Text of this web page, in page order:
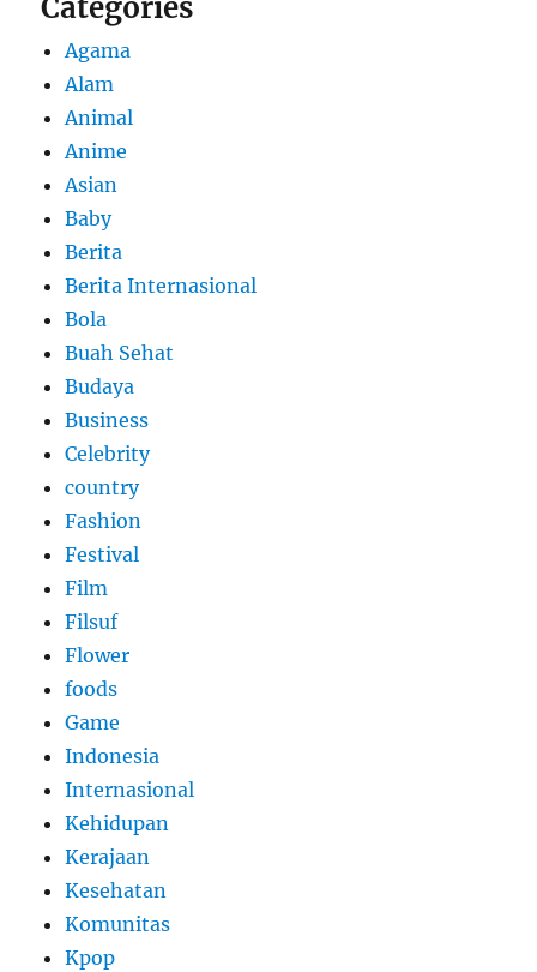
Categories
Agama
Alam
Animal
Anime
Asian
Baby
Berita
Berita Internasional
Bola
Buah Sehat
Budaya
Business
Celebrity
country
Fashion
Festival
Film
Filsuf
Flower
foods
Game
Indonesia
Internasional
Kehidupan
Kerajaan
Kesehatan
Komunitas
Kpop